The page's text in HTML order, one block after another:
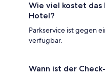
Wie viel kostet das
Hotel?
Parkservice ist gegen
verfügbar.
Wann ist der